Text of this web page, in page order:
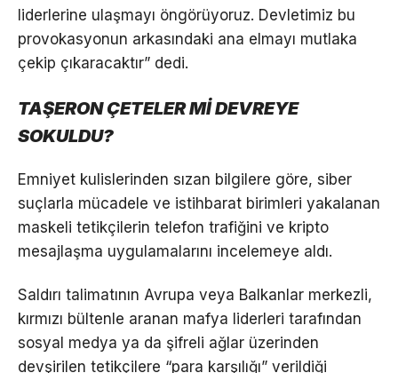
liderlerine ulaşmayı öngörüyoruz. Devletimiz bu
provokasyonun arkasındaki ana elmayı mutlaka
çekip çıkaracaktır” dedi.
TAŞERON ÇETELER Mİ DEVREYE
SOKULDU?
Emniyet kulislerinden sızan bilgilere göre, siber
suçlarla mücadele ve istihbarat birimleri yakalanan
maskeli tetikçilerin telefon trafiğini ve kripto
mesajlaşma uygulamalarını incelemeye aldı.
Saldırı talimatının Avrupa veya Balkanlar merkezli,
kırmızı bültenle aranan mafya liderleri tarafından
sosyal medya ya da şifreli ağlar üzerinden
devşirilen tetikçilere “para karşılığı” verildiği